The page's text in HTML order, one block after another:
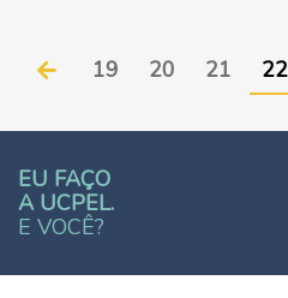
19 20 21 22
EU FAÇO
A UCPEL.
E VOCÊ?